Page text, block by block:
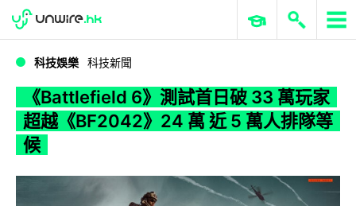
WWDC 2026 ERP 與商業 AI
科技娛樂 科技新聞
《Battlefield 6》測試首日破 33 萬玩家
超越《BF2042》24 萬 近 5 萬人排隊等
候